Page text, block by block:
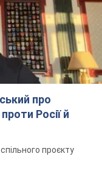
проєкту
закликав
ракет над
ракет над